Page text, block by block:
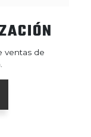
ventas de